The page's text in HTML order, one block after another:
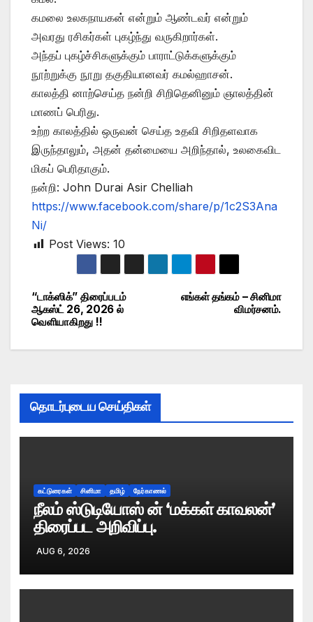
கமலை உலகநாயகன் என்றும் ஆண்டவர் என்றும்
அவரது ரசிகர்கள் புகழ்ந்து வருகிறார்கள்.
அந்தப் புகழ்ச்சிகளுக்கும் பாராட்டுக்களுக்கும்
நூற்றுக்கு நூறு தகுதியானவர் கமல்ஹாசன்.
காலத்தி னாற்செய்த நன்றி சிறிதெனினும் ஞாலத்தின்
மாணப் பெரிது.
உற்ற காலத்தில் ஒருவன் செய்த உதவி சிறிதளவாக
இருந்தாலும், அதன் தன்மையை அறிந்தால், உலகைவிட
மிகப் பெரிதாகும்.
நன்றி: John Durai Asir Chelliah
https://www.facebook.com/share/p/1c2S3Ana
Ni/
Post Views: 10
Post
navigation
எங்கள் தங்கம் – சினிமா
விமர்சனம்.
“டாக்ஸிக்” திரைப்படம்
ஆகஸ்ட் 26, 2026 ல்
வெளியாகிறது !!
தொடர்புடைய செய்திகள்
கட்டுரைகள் சினிமா தமிழ் நேர்காணல்
நீலம் ஸ்டுடியோஸ் ன் ‘மக்கள் காவலன்’
திரைப்பட அறிவிப்பு.
AUG 6, 2026